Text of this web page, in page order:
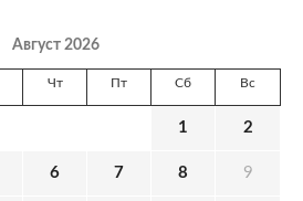
Август 2026
Чт Пт Сб Вс
1 2
6 7 8 9